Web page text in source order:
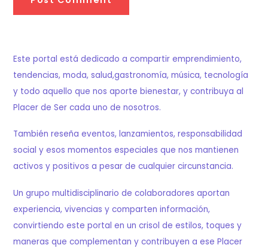
Este portal está dedicado a compartir emprendimiento,
tendencias, moda, salud,gastronomía, música, tecnología
y todo aquello que nos aporte bienestar, y contribuya al
Placer de Ser cada uno de nosotros.
También reseña eventos, lanzamientos, responsabilidad
social y esos momentos especiales que nos mantienen
activos y positivos a pesar de cualquier circunstancia.
Un grupo multidisciplinario de colaboradores aportan
experiencia, vivencias y comparten información,
convirtiendo este portal en un crisol de estilos, toques y
maneras que complementan y contribuyen a ese Placer